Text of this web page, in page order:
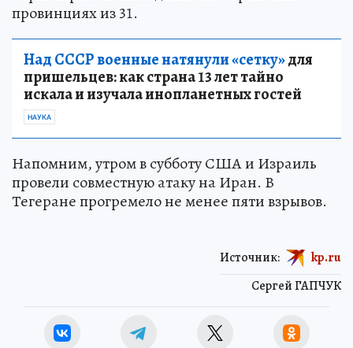
провинциях из 31.
Над СССР военные натянули «сетку»для
пришельцев: как страна 13 лет тайно
искала и изучала инопланетных гостей
НАУКА
Напомним, утром в субботу США и Израиль
провели совместную атаку на Иран. В
Тегеране прогремело не менее пяти взрывов.
Сергей ГАПЧУК
Источник: kp.ru